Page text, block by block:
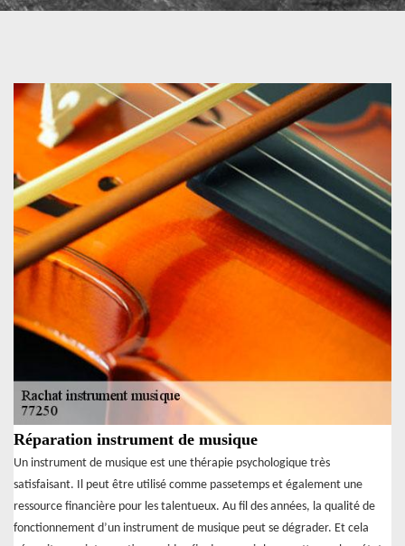
Réparation instrument de musique
Un instrument de musique est une thérapie psychologique très
satisfaisant. Il peut être utilisé comme passetemps et également une
ressource financière pour les talentueux. Au fil des années, la qualité de
fonctionnement d’un instrument de musique peut se dégrader. Et cela